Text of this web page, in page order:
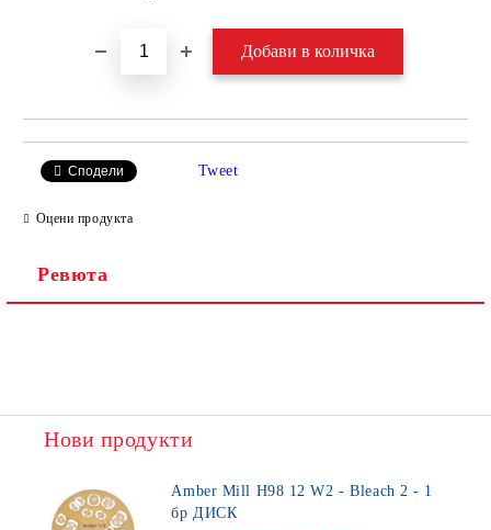
Сподели Tweet
Оцени продукта
Ревюта
Нови продукти
Amber Mill H98 12 W2 - Bleach 2 - 1
бр ДИСК